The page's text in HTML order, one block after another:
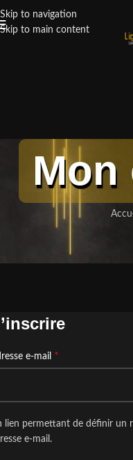
Skip to navigation
Skip to main content
Mon
e-mail *
lien permettant de définir un
e-mail.